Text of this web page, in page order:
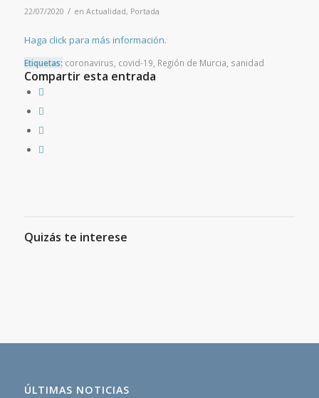
22/07/2020 / en Actualidad, Portada
Haga click para más información.
Etiquetas: coronavirus covid-19 Región de Murcia sanidad
Compartir esta entrada
Quizás te interese
ÚLTIMAS NOTICIAS